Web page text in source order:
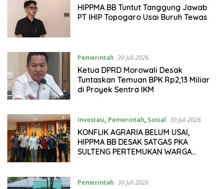
HIPPMA BB Tuntut Tanggung Jawab
PT IHIP Topogaro Usai Buruh Tewas
Pemerintah 30 Juli 2026
Ketua DPRD Morowali Desak
Tuntaskan Temuan BPK Rp2,13 Miliar
di Proyek Sentra IKM
Investasi, Pemerintah, Sosial 30 Juli 2026
KONFLIK AGRARIA BELUM USAI,
HIPPMA BB DESAK SATGAS PKA
SULTENG PERTEMUKAN WARGA
Pemerintah 30 Juli 2026